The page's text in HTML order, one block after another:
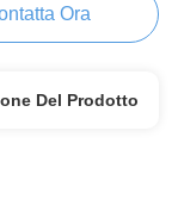
Ora
Del Prodotto